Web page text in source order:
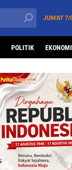
JUM'AT7/
POLITIK EKONOMI